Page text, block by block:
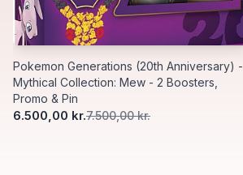
Pokemon Generations (20th Anniversary) -
Mythical Collection: Mew - 2 Boosters,
Promo & Pin
6.500,00 kr.7.500,00 kr.